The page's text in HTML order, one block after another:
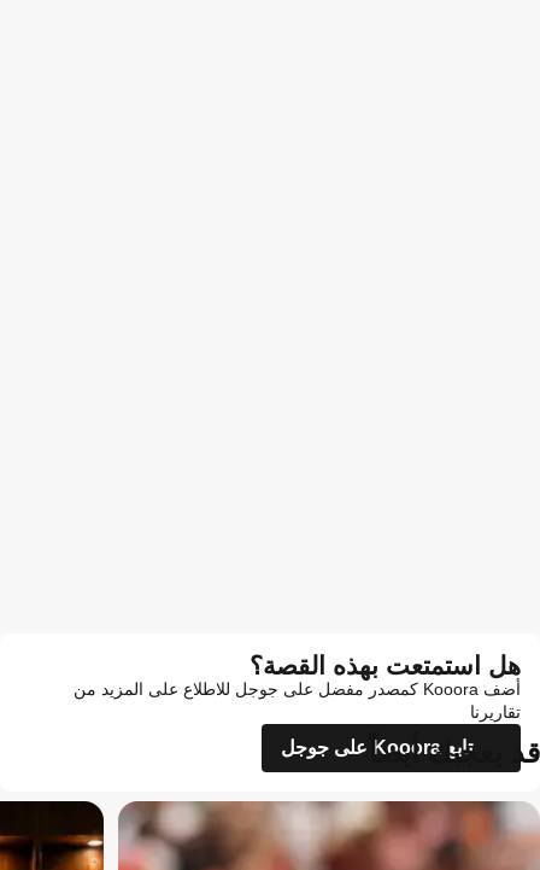
هل استمتعت بهذه القصة؟
أضف Kooora كمصدر مفضل على جوجل للاطلاع على المزيد من
تقاريرنا
تابع Kooora على جوجل
قد يعجبك أيضاً